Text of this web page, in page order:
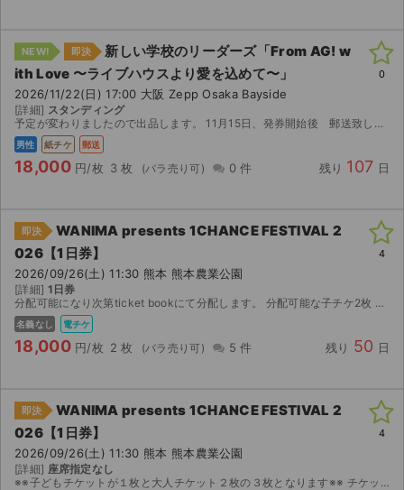
NEW! 即決
新しい学校のリーダーズ「From AG! w
ith Love 〜ライブハウスより愛を込めて〜」
2026/11/22(日) 17:00 大阪 Zepp Osaka Bayside
[詳細] スタンディング
予定が変わりましたので出品します。 11月15日、発券開始後 郵送致します。 よろしくお願いします。
男性 紙チケ 郵送
18,000 円/枚 3 枚 0 件 残り 107 日
0
即決
WANIMA presents 1CHANCE FESTIVAL 2
026【1日券】
2026/09/26(土) 11:30 熊本 熊本農業公園
[詳細] 1日券
分配可能になり次第ticket bookにて分配します。 分配可能な子チケ2枚 バラ売り可です。 ※公演中止のみ手数料を差引いた金額を返金致します。 その他のキャンセルは受け付けておりません。
名義なし 電チケ
18,000 円/枚 2 枚 5 件 残り 50 日
4
即決
WANIMA presents 1CHANCE FESTIVAL 2
026【1日券】
2026/09/26(土) 11:30 熊本 熊本農業公園
[詳細] 座席指定なし
※※子どもチケットが１枚と大人チケット２枚の３枚となります※※ チケットぴあ 1次先行当選分で、MOALAにて発券予定です。 同行者分のチケットを分配させていただきます。 分配時に名義...
4